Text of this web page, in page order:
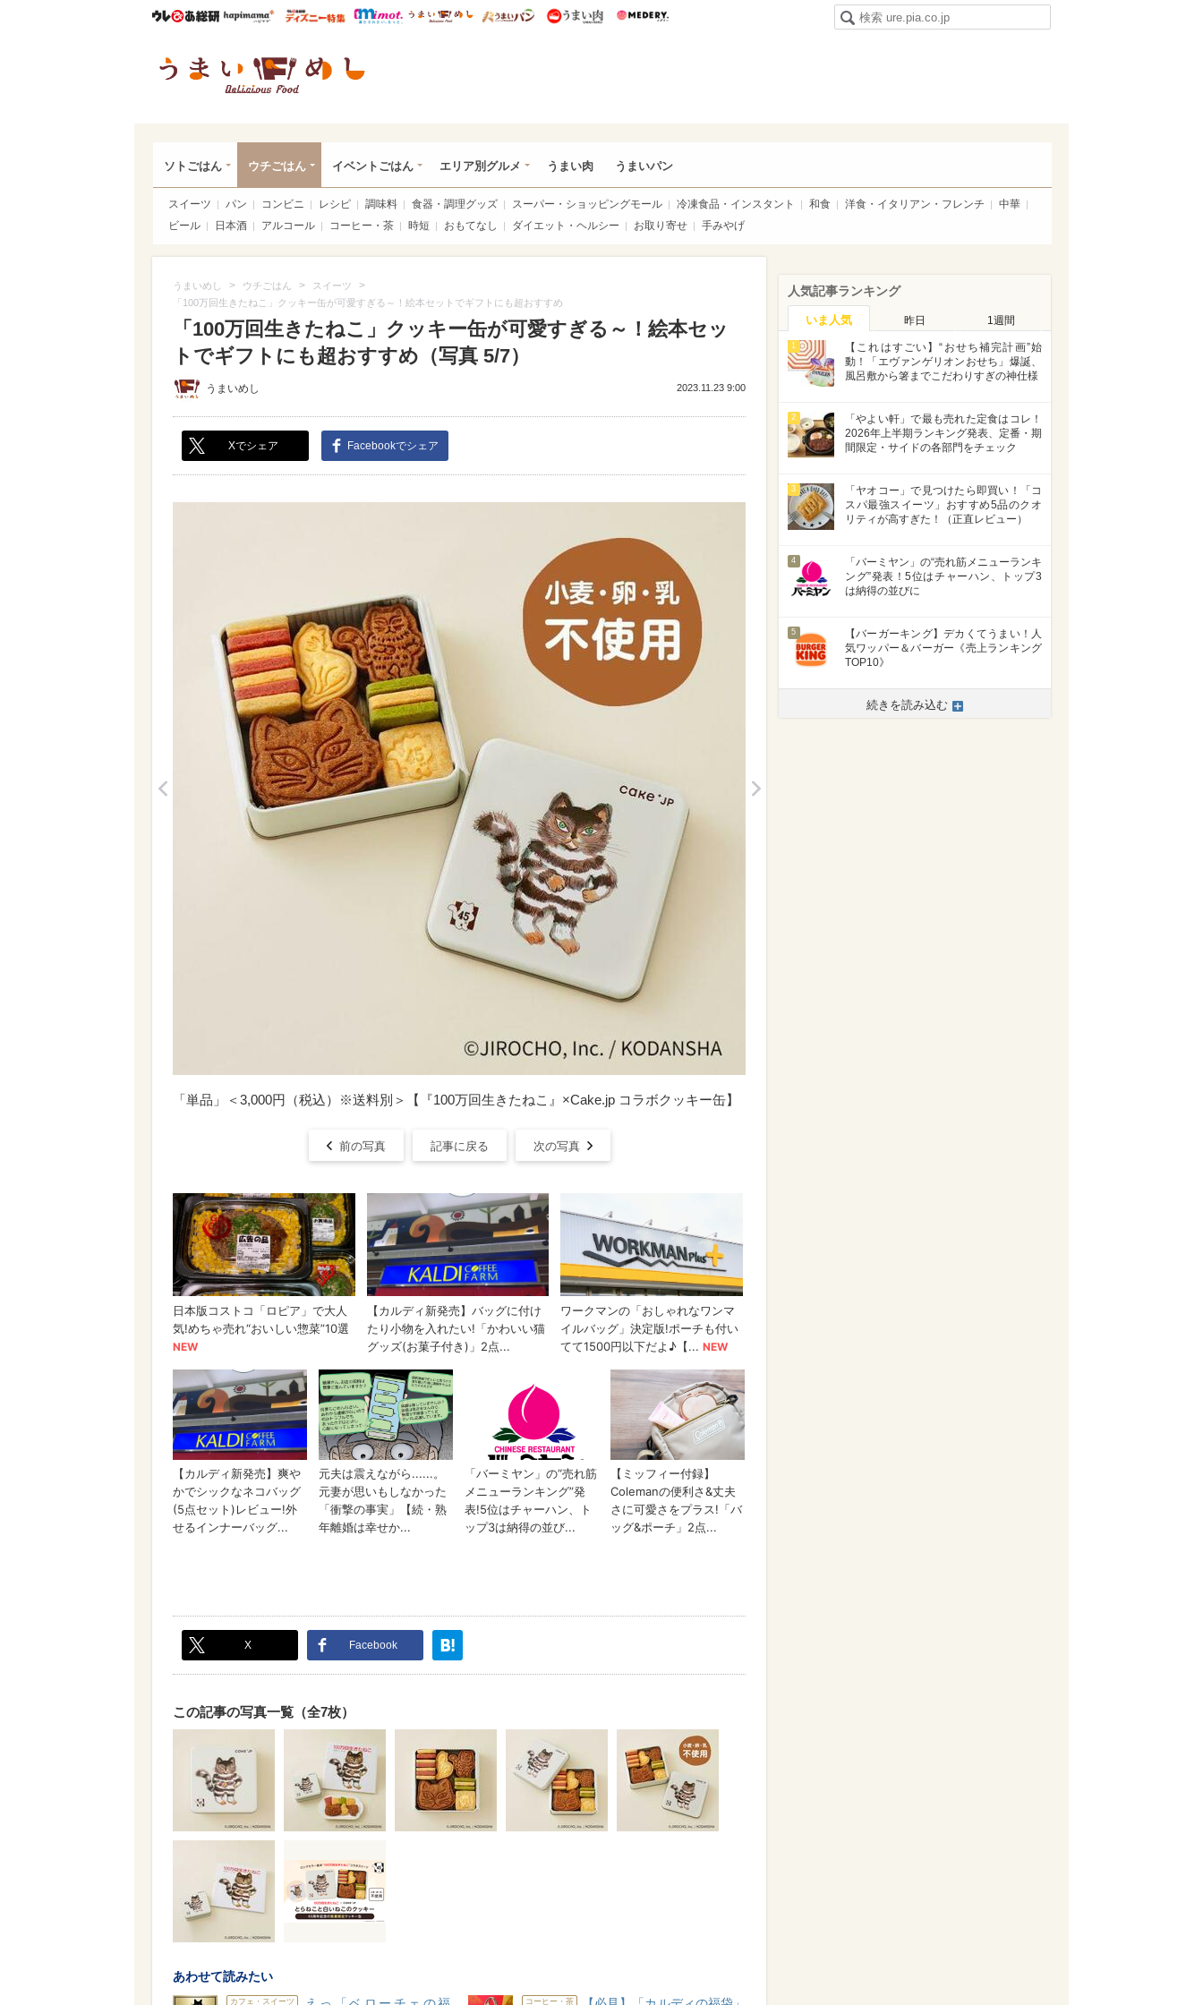
ウレぴあ総研ハピママ* ウレぴあ総研 ディズニー特集
mimot. うまいめし うまいパン うまい肉
ソトごはん ウチごはん イベントごはん エリア別グルメ うまい肉 うまいパン
スイーツ パン コンビニ レシピ 調味料 食器・調理グッズ スーパー・ショッピングモール 冷凍食品・インスタント 和食 洋食・イタリアン・フレンチ
中華
ビール
日本酒 アルコール コーヒー・茶 時短 おもてなし ダイエット・ヘルシー お取り寄せ 手みやげ
うまいめし > ウチごはん > スイーツ >
「100万回生きたねこ」クッキー缶が可愛すぎる～！絵本セットでギフトにも超おすすめ
「100万回生きたねこ」クッキー缶が可愛すぎる～！絵本セッ
トでギフトにも超おすすめ（写真 5/7）
うまいめし 2023.11.23 9:00
Xでシェア Facebookでシェア
「単品」＜3,000円（税込）※送料別＞【『100万回生きたねこ』×Cake.jp コラボクッキー缶】
前の写真 記事に戻る 次の写真
X Facebook
この記事の写真一覧（全7枚）
あわせて読みたい
カフェ・スイーツ コーヒー・茶
人気記事ランキング
いま人気 昨日 1週間
1
【これはすごい】“おせち補完計画”始
動！「エヴァンゲリオンおせち」爆誕、
風呂敷から箸までこだわりすぎの神仕様
2
「やよい軒」で最も売れた定食はコレ！
2026年上半期ランキング発表、定番・期
間限定・サイドの各部門をチェック
3
「ヤオコー」で見つけたら即買い！「コ
スパ最強スイーツ」おすすめ5品のクオ
リティが高すぎた！（正直レビュー）
4
「バーミヤン」の“売れ筋メニューランキ
ング”発表！5位はチャーハン、トップ3
は納得の並びに
5
【バーガーキング】デカくてうまい！人
気ワッパー＆バーガー《売上ランキング
TOP10》
続きを読み込む